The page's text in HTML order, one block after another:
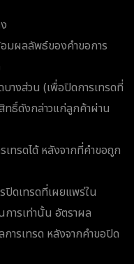
มผลลัพธ์ของคำขอการ
บางส่วน (เพื่อปิดการเทรดที่
ทธิ์ดังกล่าวแก่ลูกค้าผ่าน
เทรดได้ หลังจากที่คำขอถูก
ดเทรดที่เผยแพร่ใน
การเท่านั้น อัตราผล
รเทรด หลังจากคำขอปิด